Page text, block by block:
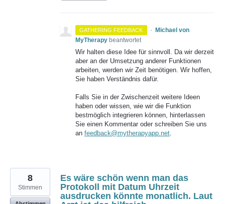
GATHERING FEEDBACK ·
Michael von
MyTherapy beantwortet
Wir halten diese Idee für sinnvoll. Da wir derzeit
aber an der Umsetzung anderer Funktionen
arbeiten, werden wir Zeit benötigen. Wir hoffen,
Sie haben Verständnis dafür.
Falls Sie in der Zwischenzeit weitere Ideen
haben oder wissen, wie wir die Funktion
bestmöglich integrieren können, hinterlassen
Sie einen Kommentar oder schreiben Sie uns
an feedback@mytherapyapp.net.
Es wäre schön wenn man das
Protokoll mit Datum Uhrzeit
ausdrucken könnte monatlich. Laut
8
Stimmen